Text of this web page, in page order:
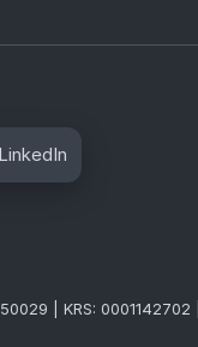
LinkedIn
| KRS: 0001142702